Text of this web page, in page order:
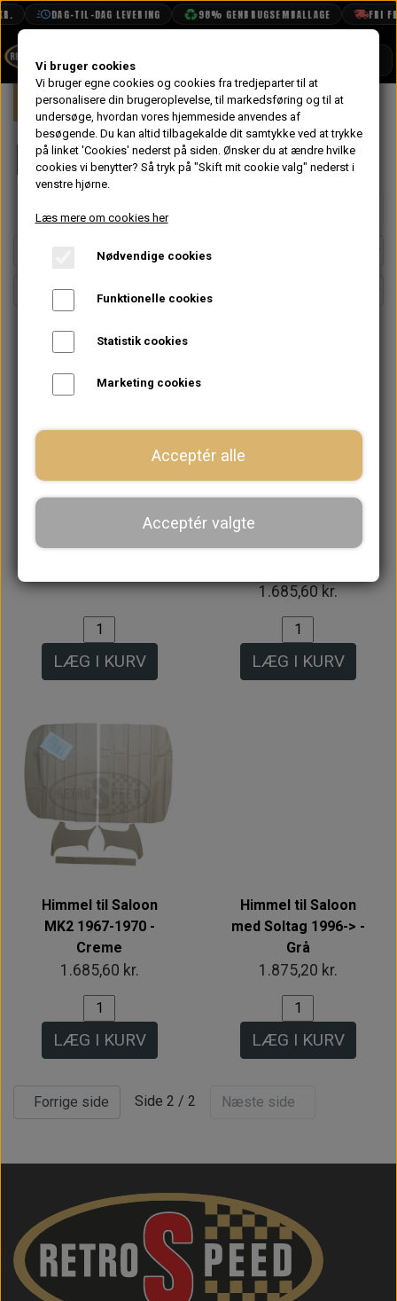
DAG-TIL-DAG LEVERING 98% GENBRUGSEMBALLAGE FRI
BOOK TID
PROJEKTER
TEKNISK DATA
VANDPOLERING
Forside Mini Interiør Himmel
Himmel
Forrige side
Bøjle Sæt til Himmel
(6 stk) 1970->
LÆG I KURV
Himmel til Saloon
MK1 1959-1967 -
1.685,60 kr.
LÆG I KURV
Himmel til Saloon
MK2 1967-1970 -
Creme
1.685,60 kr.
LÆG I KURV
Himmel til Saloon
med Soltag 1996-> -
Grå
1.875,20 kr.
LÆG I KURV
Forrige side Side 2 / 2 Næste side
Vi bruger cookies
Vi bruger egne cookies og cookies fra tredjeparter til at
personalisere din brugeroplevelse, til markedsføring og til at
undersøge, hvordan vores hjemmeside anvendes af
besøgende. Du kan altid tilbagekalde dit samtykke ved at trykke
på linket 'Cookies' nederst på siden. Ønsker du at ændre hvilke
cookies vi benytter? Så tryk på "Skift mit cookie valg" nederst i
venstre hjørne.
Læs mere om cookies her
Nødvendige cookies
Funktionelle cookies
Statistik cookies
Marketing cookies
Acceptér alle
Acceptér valgte